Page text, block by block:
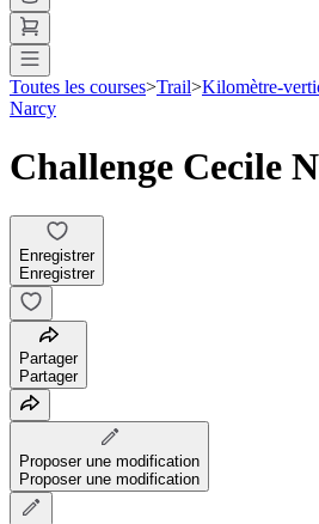
Toutes les courses>Trail>Kilomètre-
Narcy
Challenge Cecile
Enregistrer
Enregistrer
Partager
Partager
Proposer une modification
Proposer une modification